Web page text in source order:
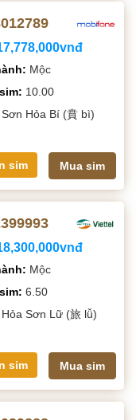
Mộc
10.00
Sơn Hỏa Bí (賁 bì)
sim Mua sim
Mộc
6.50
Hỏa Sơn Lữ (旅 lǚ)
sim Mua sim